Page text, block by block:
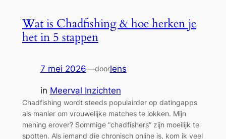
Wat is Chadfishing & hoe herken je
het in 5 stappen
7 mei 2026—doorlens
in Meerval Inzichten
Chadfishing wordt steeds populairder op datingapps
als manier om vrouwelijke matches te lokken. Mijn
mening erover? Sommige “chadfishers” zijn moeilijk te
spotten. Als iemand die chronisch online is, kom ik veel